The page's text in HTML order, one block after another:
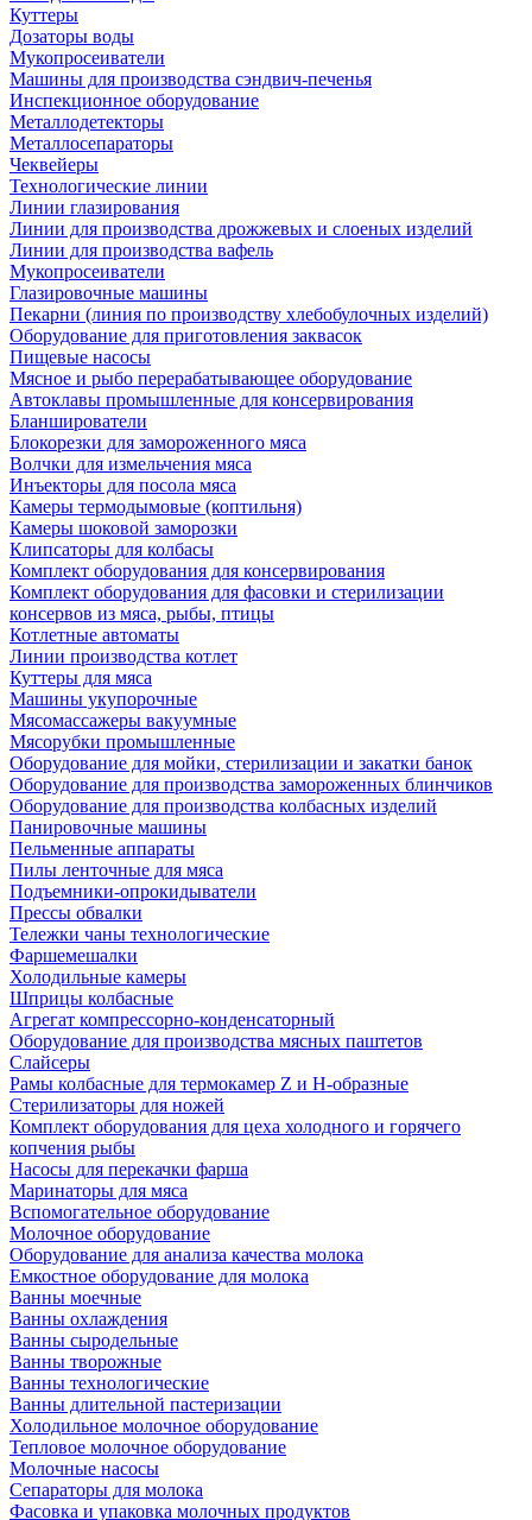
Куттеры
Дозаторы воды
Мукопросеиватели
Машины для производства сэндвич-печенья
Инспекционное оборудование
Металлодетекторы
Металлосепараторы
Чеквейеры
Технологические линии
Линии глазирования
Линии для производства дрожжевых и слоеных изделий
Линии для производства вафель
Мукопросеиватели
Глазировочные машины
Пекарни (линия по производству хлебобулочных изделий)
Оборудование для приготовления заквасок
Пищевые насосы
Мясное и рыбо перерабатывающее оборудование
Автоклавы промышленные для консервирования
Бланширователи
Блокорезки для замороженного мяса
Волчки для измельчения мяса
Инъекторы для посола мяса
Камеры термодымовые (коптильня)
Камеры шоковой заморозки
Клипсаторы для колбасы
Комплект оборудования для консервирования
Комплект оборудования для фасовки и стерилизации
консервов из мяса, рыбы, птицы
Котлетные автоматы
Линии производства котлет
Куттеры для мяса
Машины укупорочные
Мясомассажеры вакуумные
Мясорубки промышленные
Оборудование для мойки, стерилизации и закатки банок
Оборудование для производства замороженных блинчиков
Оборудование для производства колбасных изделий
Панировочные машины
Пельменные аппараты
Пилы ленточные для мяса
Подъемники-опрокидыватели
Прессы обвалки
Тележки чаны технологические
Фаршемешалки
Холодильные камеры
Шприцы колбасные
Агрегат компрессорно-конденсаторный
Оборудование для производства мясных паштетов
Слайсеры
Рамы колбасные для термокамер Z и H-образные
Стерилизаторы для ножей
Комплект оборудования для цеха холодного и горячего
копчения рыбы
Насосы для перекачки фарша
Маринаторы для мяса
Вспомогательное оборудование
Молочное оборудование
Оборудование для анализа качества молока
Емкостное оборудование для молока
Ванны моечные
Ванны охлаждения
Ванны сыродельные
Ванны творожные
Ванны технологические
Ванны длительной пастеризации
Холодильное молочное оборудование
Тепловое молочное оборудование
Молочные насосы
Сепараторы для молока
Фасовка и упаковка молочных продуктов